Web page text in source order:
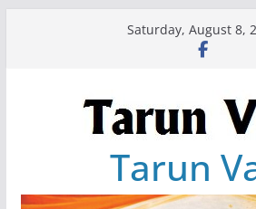
Saturday, August 8,
Tarun